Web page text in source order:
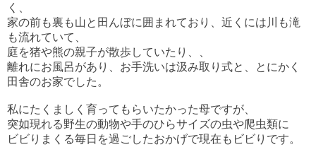
く、
家の前も裏も山と田んぼに囲まれており、 近くには川も滝
も流れていて、
庭を猪や熊の親子が散歩していたり、、
離れにお風呂があり、お手洗いは汲み取り式と、とにかく
田舎のお家でした。
私にたくましく育ってもらいたかった母ですが、
突如現れる野生の動物や手のひらサイズの虫や爬虫類に
ビビりまくる毎日を過ごしたおかげで現在もビビりです。